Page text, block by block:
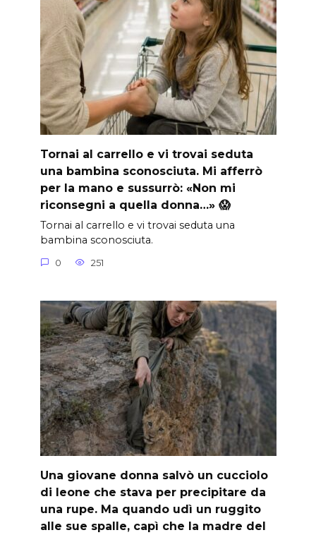
Tornai al carrello e vi trovai seduta
una bambina sconosciuta. Mi afferrò
per la mano e sussurrò: «Non mi
riconsegni a quella donna…» 😱
Tornai al carrello e vi trovai seduta una
bambina sconosciuta.
0 251
Una giovane donna salvò un cucciolo
di leone che stava per precipitare da
una rupe. Ma quando udì un ruggito
alle sue spalle, capì che la madre del